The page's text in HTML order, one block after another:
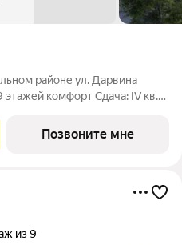
им. Глинки. Преимущества:
Позвоните мне
из 9